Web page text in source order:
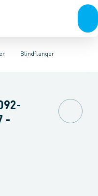
stålPlast
Levnedsmiddel fittings
Blindflangerm. krave
-